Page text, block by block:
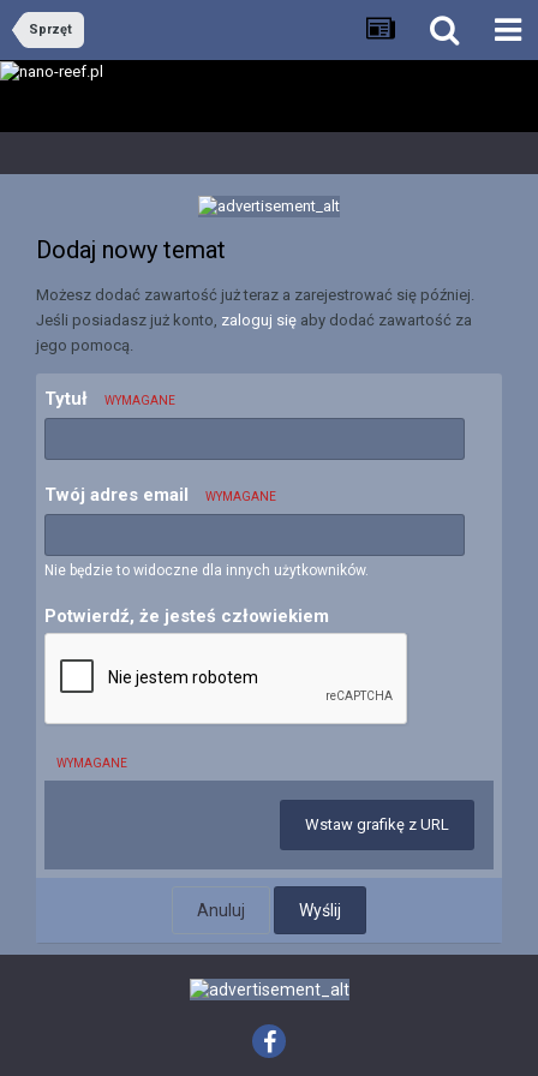
Sprzęt
Dodaj nowy temat
Możesz dodać zawartość już teraz a zarejestrować się później.
Jeśli posiadasz już konto, zaloguj się aby dodać zawartość za
jego pomocą.
Tytuł WYMAGANE
Twój adres email WYMAGANE
Nie będzie to widoczne dla innych użytkowników.
Potwierdź, że jesteś człowiekiem
WYMAGANE
Wstaw grafikę z URL
Anuluj Wyślij